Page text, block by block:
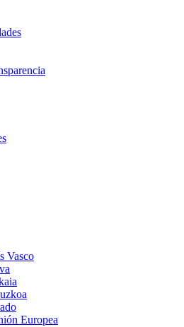
Vasco
Europea